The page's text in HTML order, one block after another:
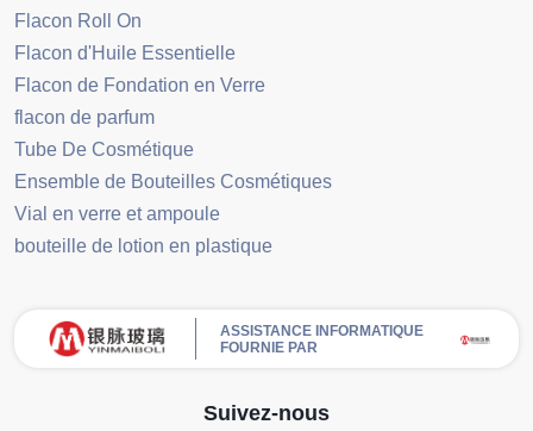
Flacon Roll On
Flacon d'Huile Essentielle
Flacon de Fondation en Verre
flacon de parfum
Tube De Cosmétique
Ensemble de Bouteilles Cosmétiques
Vial en verre et ampoule
bouteille de lotion en plastique
ASSISTANCE INFORMATIQUE
FOURNIE PAR
Suivez-nous